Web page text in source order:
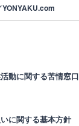
YONYAKU.com
動に関する苦情窓口
に関する基本方針